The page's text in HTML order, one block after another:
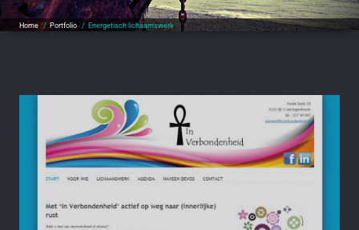
Home / Portfolio/ Energetisch lichaamswerk